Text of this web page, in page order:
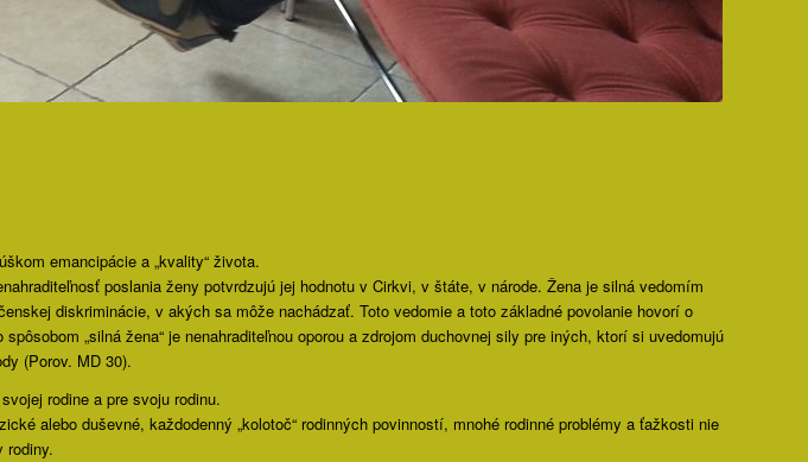
emancipácie a „kvality“ života.
poslania ženy potvrdzujú jej hodnotu v Cirkvi, v štáte, v národe. Žena je silná vedomím
diskriminácie, v akých sa môže nachádzať. Toto vedomie a toto základné povolanie hovorí o
„silná žena“ je nenahraditeľnou oporou a zdrojom duchovnej sily pre iných, ktorí si uvedomujú
(Porov. MD 30).
rodine a pre svoju rodinu.
alebo duševné, každodenný „kolotoč“ rodinných povinností, mnohé rodinné problémy a ťažkosti nie
rodiny.